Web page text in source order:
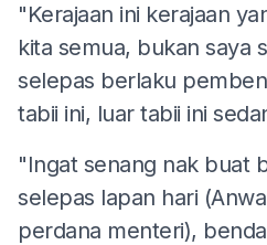
"Kerajaan ini kerajaan
kita semua, bukan saya
selepas berlaku
tabii ini, luar tabii ini
"Ingat senang nak buat
selepas lapan hari
perdana menteri),